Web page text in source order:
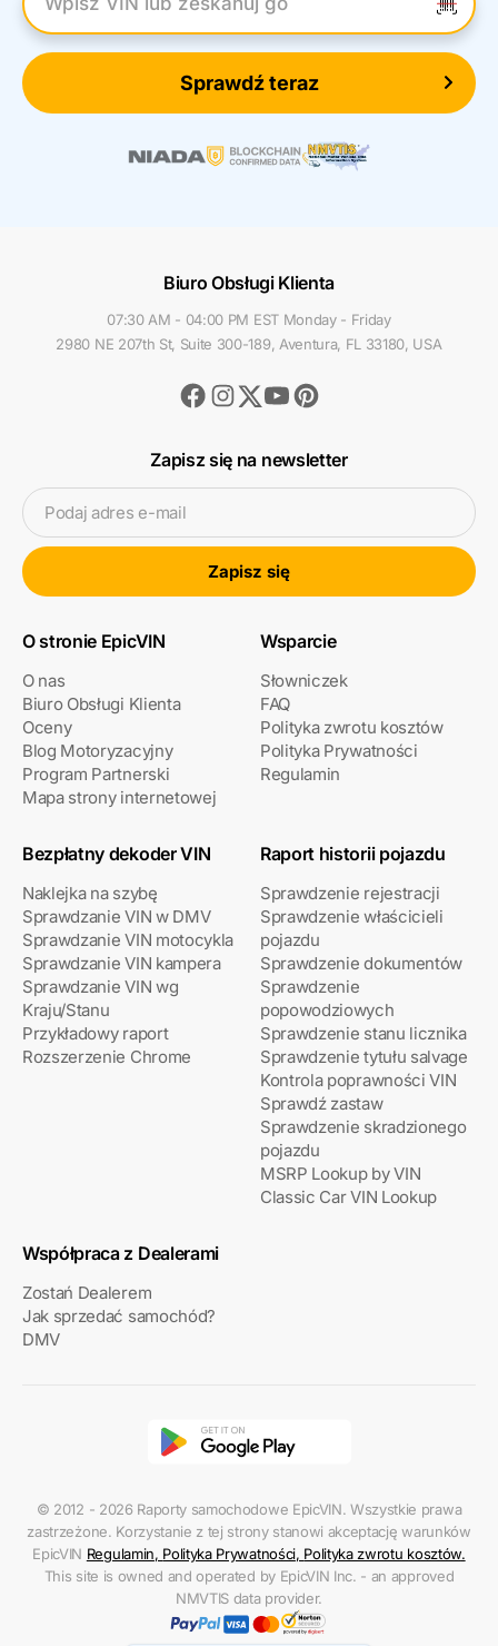
Wpisz numer VIN
Sprawdź teraz
Biuro Obsługi Klienta
07:30 AM - 04:00 PM EST Monday - Friday
2980 NE 207th St, Suite 300-189, Aventura, FL 33180, USA
Facebook
Instagram
TwitterYoutubePinterest
Zapisz się na newsletter
Podaj adres e-mail
Zapisz się
O stronie EpicVIN
O nas
Biuro Obsługi Klienta
Oceny
Blog Motoryzacyjny
Program Partnerski
Mapa strony internetowej
Wsparcie
Słowniczek
FAQ
Polityka zwrotu kosztów
Polityka Prywatności
Regulamin
Bezpłatny dekoder VIN
Naklejka na szybę
Sprawdzanie VIN w DMV
Sprawdzanie VIN motocykla
Sprawdzanie VIN kampera
Sprawdzanie VIN wg
Kraju/Stanu
Przykładowy raport
Rozszerzenie Chrome
Raport historii pojazdu
Sprawdzenie rejestracji
Sprawdzenie właścicieli
pojazdu
Sprawdzenie dokumentów
Sprawdzenie
popowodziowych
Sprawdzenie stanu licznika
Sprawdzenie tytułu salvage
Kontrola poprawności VIN
Sprawdź zastaw
Sprawdzenie skradzionego
pojazdu
MSRP Lookup by VIN
Classic Car VIN Lookup
Współpraca z Dealerami
Zostań Dealerem
Jak sprzedać samochód?
DMV
© 2012 - 2026 Raporty samochodowe EpicVIN. Wszystkie prawa
zastrzeżone. Korzystanie z tej strony stanowi akceptację warunków
EpicVIN Regulamin, Polityka Prywatności, Polityka zwrotu kosztów.
This site is owned and operated by EpicVIN Inc. - an approved
NMVTIS data provider.